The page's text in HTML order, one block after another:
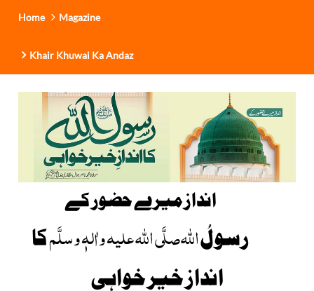
Home Magazine
Khair Khuwai Ka Andaz
انداز میرے حضور کے
رسولُاللہصلَّی اللہ علیہ واٰلہٖ وسلَّمکا
اندازِ خیر خواہی